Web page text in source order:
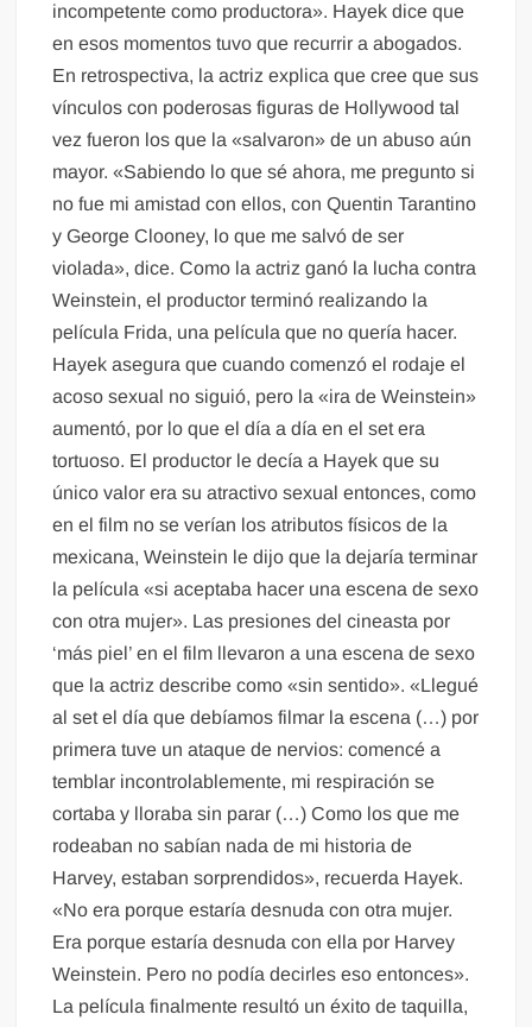
incompetente como productora». Hayek dice que
en esos momentos tuvo que recurrir a abogados.
En retrospectiva, la actriz explica que cree que sus
vínculos con poderosas figuras de Hollywood tal
vez fueron los que la «salvaron» de un abuso aún
mayor. «Sabiendo lo que sé ahora, me pregunto si
no fue mi amistad con ellos, con Quentin Tarantino
y George Clooney, lo que me salvó de ser
violada», dice. Como la actriz ganó la lucha contra
Weinstein, el productor terminó realizando la
película Frida, una película que no quería hacer.
Hayek asegura que cuando comenzó el rodaje el
acoso sexual no siguió, pero la «ira de Weinstein»
aumentó, por lo que el día a día en el set era
tortuoso. El productor le decía a Hayek que su
único valor era su atractivo sexual entonces, como
en el film no se verían los atributos físicos de la
mexicana, Weinstein le dijo que la dejaría terminar
la película «si aceptaba hacer una escena de sexo
con otra mujer». Las presiones del cineasta por
‘más piel’ en el film llevaron a una escena de sexo
que la actriz describe como «sin sentido». «Llegué
al set el día que debíamos filmar la escena (…) por
primera tuve un ataque de nervios: comencé a
temblar incontrolablemente, mi respiración se
cortaba y lloraba sin parar (…) Como los que me
rodeaban no sabían nada de mi historia de
Harvey, estaban sorprendidos», recuerda Hayek.
«No era porque estaría desnuda con otra mujer.
Era porque estaría desnuda con ella por Harvey
Weinstein. Pero no podía decirles eso entonces».
La película finalmente resultó un éxito de taquilla,